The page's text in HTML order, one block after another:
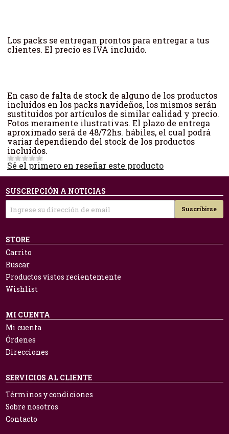
Los packs se entregan prontos para entregar a tus
clientes. El precio es IVA incluido.
En caso de falta de stock de alguno de los productos
incluidos en los packs navideños, los mismos serán
sustituidos por artículos de similar calidad y precio.
Fotos meramente ilustrativas. El plazo de entrega
aproximado será de 48/72hs. hábiles, el cual podrá
variar dependiendo del stock de los productos
incluidos.
Sé el primero en reseñar este producto
SUSCRIPCIÓN A NOTICIAS
Suscribirse
STORE
Carrito
Buscar
Productos vistos recientemente
Wishlist
MI CUENTA
Mi cuenta
Órdenes
Direcciones
SERVICIOS AL CLIENTE
Términos y condiciones
Sobre nosotros
Contacto